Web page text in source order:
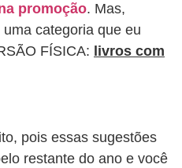
promoção. Mas,
categoria que eu
FÍSICA:
livros com
pois essas sugestões
restante do ano e você